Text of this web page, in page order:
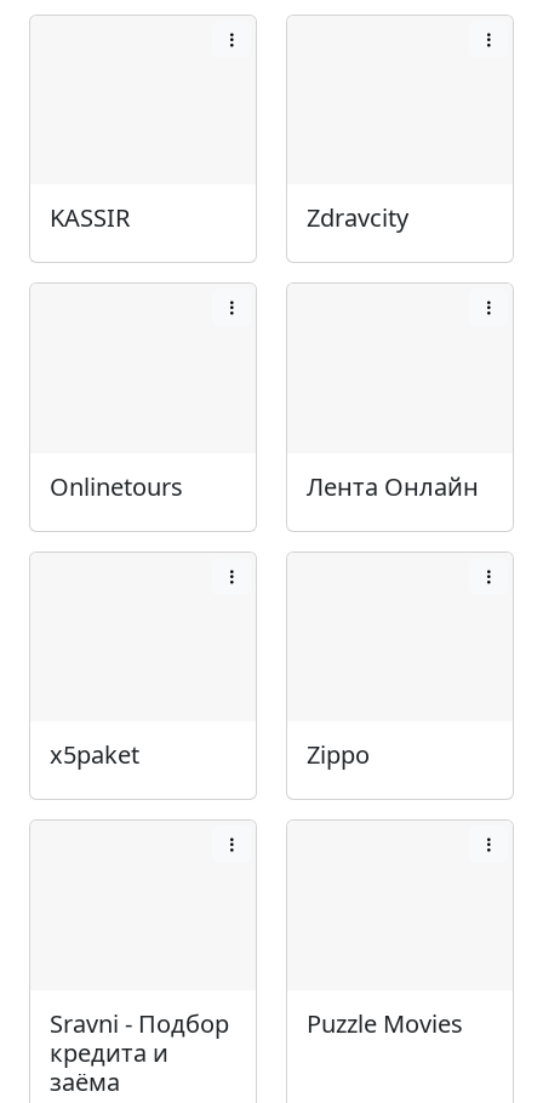
KASSIR Zdravcity
Onlinetours Лента Онлайн
x5paket Zippo
Sravni - Подбор
кредита и
заёма
Puzzle Movies